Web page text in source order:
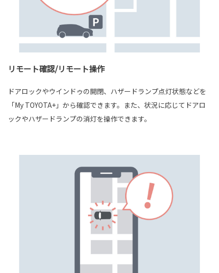
リモート確認/リモート操作
ドアロックやウインドゥの開閉、ハザードランプ点灯状態などを
「My TOYOTA+」から確認できます。また、状況に応じてドアロ
ックやハザードランプの消灯を操作できます。